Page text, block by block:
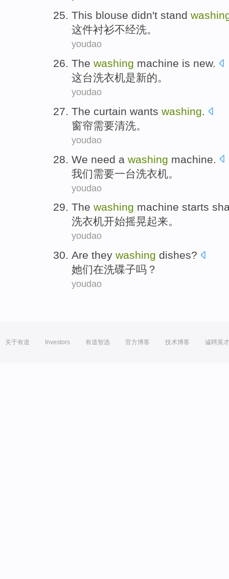
This blouse didn't stand
这件衬衫不经洗。
youdao
The washing machine is new.
这台洗衣机是新的。
youdao
The curtain wants washing.
窗帘需要清洗。
youdao
We need a washing machine
我们需要一台洗衣机。
youdao
The washing machine starts
洗衣机开始摇晃起来。
youdao
Are they washing dishes?
她们在洗碟子吗？
youdao
关于有道 Investors 有道智选 官方博客 技术博客 诚聘英才